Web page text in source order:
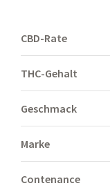
CBD-Rate
THC-Gehalt
Geschmack
Marke
Contenance